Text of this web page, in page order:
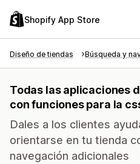
Shopify App Store
Diseño de tiendas Búsqueda y
Todas las aplicaciones
con funciones para la
Dales a los clientes
orientarse en tu tienda
navegación adicionales